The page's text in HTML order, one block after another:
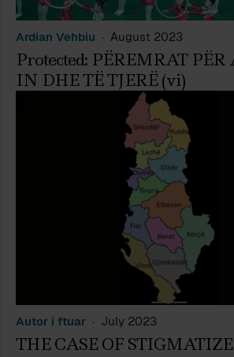
Ardian Vehbiu August 2023
Protected: PËREMRAT
IN DHE TË TJERË (vi)
Autor i ftuar July 2023
THE CASE OF